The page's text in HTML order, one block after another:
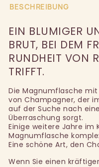
BESCHREIBUNG
EIN BLUMIGER
BRUT, BEI DEM
RUNDHEIT VON
TRIFFT.
Die Magnumflasche mit
von Champagner, der
auf der Suche nach
Überraschung sorgt.
Einige weitere Jahre im
Magnumflasche
Eine schöne Art, den
Wenn Sie einen